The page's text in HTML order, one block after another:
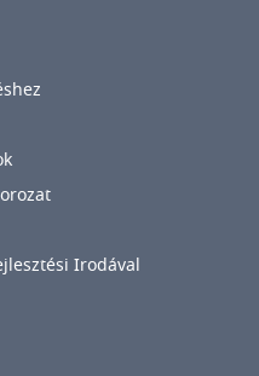
Irodával